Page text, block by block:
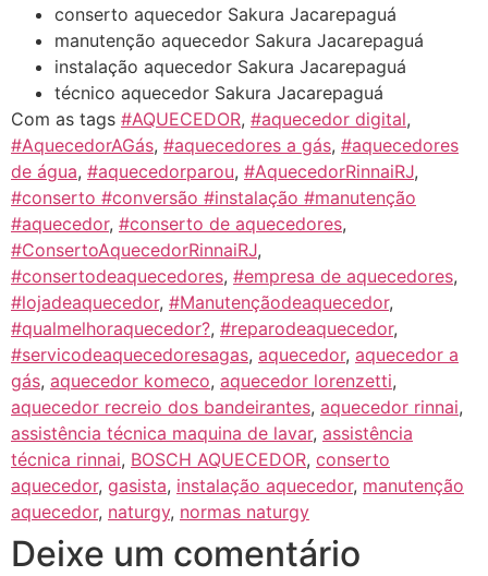
conserto aquecedor Sakura Jacarepaguá
manutenção aquecedor Sakura Jacarepaguá
instalação aquecedor Sakura Jacarepaguá
técnico aquecedor Sakura Jacarepaguá
Com as tags #AQUECEDOR, #aquecedor digital,
#AquecedorAGás, #aquecedores a gás, #aquecedores
de água, #aquecedorparou, #AquecedorRinnaiRJ,
#conserto #conversão #instalação #manutenção
#aquecedor, #conserto de aquecedores,
#ConsertoAquecedorRinnaiRJ,
#consertodeaquecedores, #empresa de aquecedores,
#lojadeaquecedor, #Manutençãodeaquecedor,
#qualmelhoraquecedor?, #reparodeaquecedor,
#servicodeaquecedoresagas, aquecedor, aquecedor a
gás, aquecedor komeco, aquecedor lorenzetti,
aquecedor recreio dos bandeirantes, aquecedor rinnai,
assistência técnica maquina de lavar, assistência
técnica rinnai, BOSCH AQUECEDOR, conserto
aquecedor, gasista, instalação aquecedor, manutenção
aquecedor, naturgy, normas naturgy
Deixe um comentário